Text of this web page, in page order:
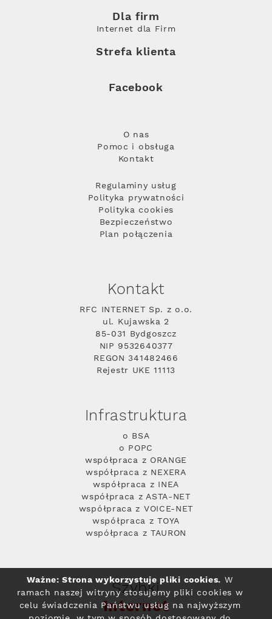
Dla firm
Internet dla Firm
Strefa klienta
Facebook
O nas
Pomoc i obsługa
Kontakt
Regulaminy usług
Polityka prywatności
Polityka cookies
Bezpieczeństwo
Plan połączenia
Kontakt
RFC INTERNET Sp. z o.o.
ul. Kujawska 2
85-031 Bydgoszcz
NIP 9532640377
REGON 341482466
Rejestr UKE 11113
Infrastruktura
o BSA
o POPC
współpraca z ORANGE
współpraca z NEXERA
współpraca z INEA
współpraca z ASTA-NET
współpraca z VOICE-NET
współpraca z TOYA
współpraca z TAURON
Szybki
Internet
Ważne: Strona wykorzystuje pliki cookies. W
ramach naszej witryny stosujemy pliki cookies w
celu świadczenia Państwu usług na najwyższym